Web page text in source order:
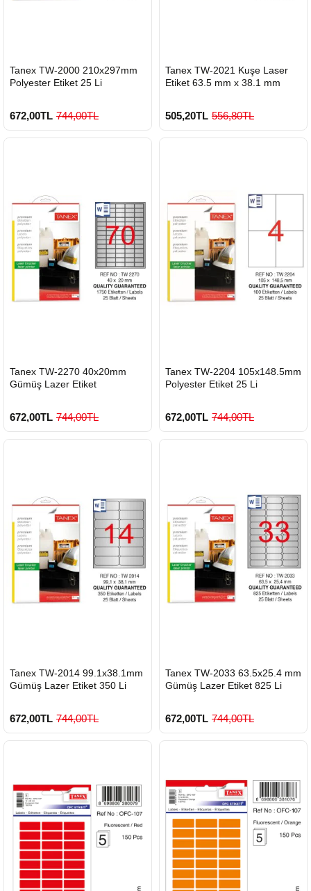
GÖNDERİ
900 TL Üzeri Kargo Ücretsiz
Tanex TW-2000 210x297mm
Polyester Etiket 25 Li
672,00TL 744,00TL
GÖNDERİ
900 TL Üzeri Kargo Ücretsiz
Tanex TW-2021 Kuşe Laser
Etiket 63.5 mm x 38.1 mm
505,20TL 556,80TL
GÖNDERİ
900 TL Üzeri Kargo Ücretsiz
Tanex TW-2270 40x20mm
Gümüş Lazer Etiket
672,00TL 744,00TL
GÖNDERİ
900 TL Üzeri Kargo Ücretsiz
Tanex TW-2204 105x148.5mm
Polyester Etiket 25 Li
672,00TL 744,00TL
GÖNDERİ
900 TL Üzeri Kargo Ücretsiz
Tanex TW-2014 99.1x38.1mm
Gümüş Lazer Etiket 350 Li
672,00TL 744,00TL
GÖNDERİ
900 TL Üzeri Kargo Ücretsiz
Tanex TW-2033 63.5x25.4 mm
Gümüş Lazer Etiket 825 Li
672,00TL 744,00TL